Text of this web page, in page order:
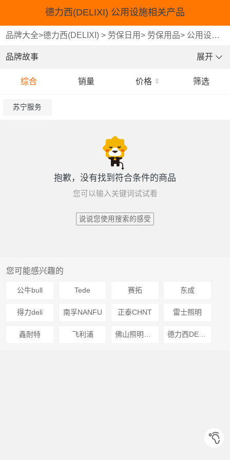
德力西(DELIXI) 公用设施相关产品
品牌大全>德力西(DELIXI) > 劳保日用> 劳保用品> 公用设施相关产品
品牌故事 展开
综合 销量 价格 筛选
苏宁服务
抱歉，没有找到符合条件的商品
您可以输入关键词试试看
说说您使用搜索的感受
您可能感兴趣的
公牛bull Tede 赛拓 东成
得力deli 南孚NANFU 正泰CHNT 雷士照明
鑫耐特 飞利浦